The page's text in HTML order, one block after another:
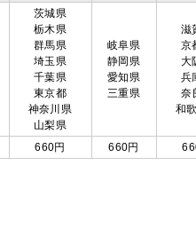
茨城県
栃木県
群馬県
埼玉県
千葉県
東京都
神奈川県
山梨県
岐阜県
静岡県
愛知県
三重県
滋
京
大
兵
奈
和
660円 660円